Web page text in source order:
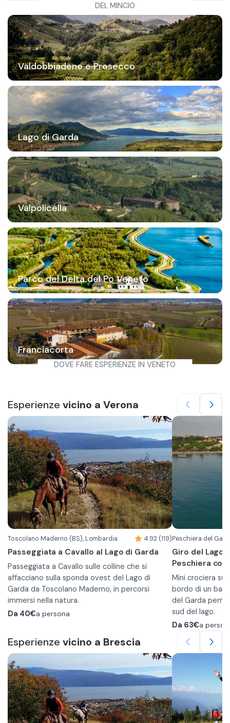
DEL MINCIO
Valdobbiadene e Prosecco
Lago di Garda
Valpolicella
Parco del Delta del Po Veneto
Franciacorta
DOVE FARE ESPERIENZE IN VENETO
Esperienze vicino a Verona
Toscolano Maderno (BS), Lombardia 4.92 (119)
Passeggiata a Cavallo al Lago di Garda
Passeggiata a Cavallo sulle colline che si
affacciano sulla sponda ovest del Lago di
Garda da Toscolano Maderno, in percorsi
immersi nella natura.
Le escursioni sono adatte a principianti che
raggiungono alture da dove si può ammirare un
panorama bellissimo, e ci si può fermare per
delle brevi soste.
Per partecipare è necessario un abbigliamento
sportivo con pantaloni lunghi e scarpe chiuse.
Età minima: 14 anni. Peso massimo: 95 kg.
Escursione di 1 ora
L’escursione prevede un tour di circa 5/6 km
nei dintorni di Gaino attraversando luoghi
Da 40€a persona
Peschiera del
Giro del Lago
Peschiera
Mini crociera sul
bordo di un
del Garda
sud del lago.
Durante la
verso i
Lazise, Rocca
San Vigilio, Isola
Verde, Parco
Jamaica
In base al
giro orario o
sarà presente
punti che si
Nel giro in
Da 63€a
Esperienze vicino a Brescia